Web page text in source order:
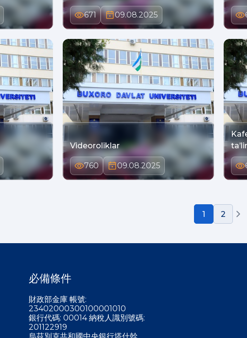
671 09.08.2025
Videoroliklar
760 09.08.2025
1 2
必備條件
財政部金庫 帳號:
23402000300100001010
銀行代碼: 00014 納稅人識別號碼:
201122919